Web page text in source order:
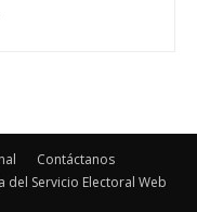
Contáctanos
del Servicio Electoral Web